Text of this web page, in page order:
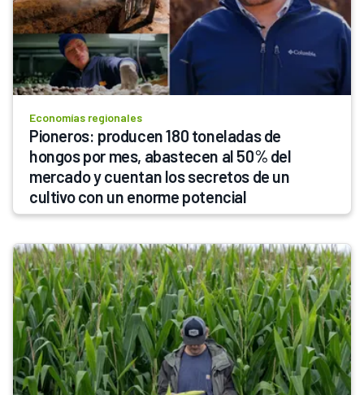
Economías regionales
Pioneros: producen 180 toneladas de
hongos por mes, abastecen al 50% del
mercado y cuentan los secretos de un
cultivo con un enorme potencial